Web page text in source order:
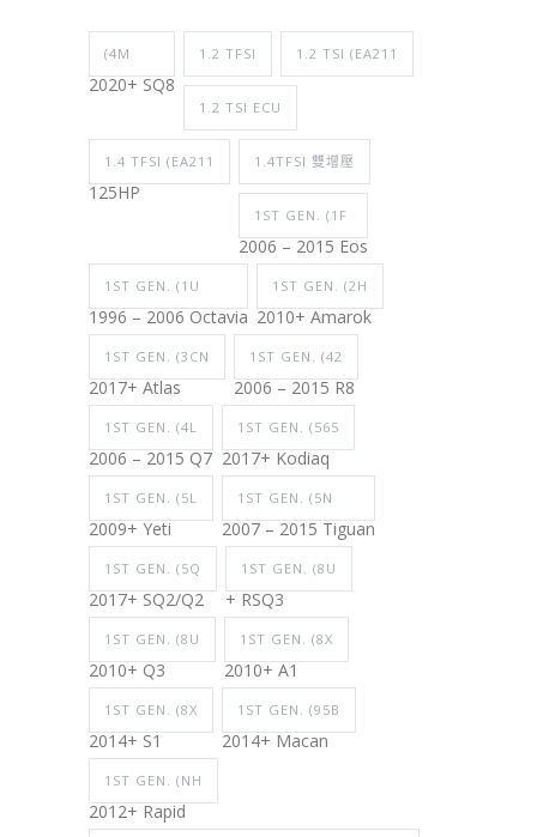
(4M
2020+ SQ8
1.2 TFSI 1.2 TSI (EA211
1.2 TSI ECU
1.4 TFSI (EA211
125HP
1.4TFSI 雙增壓
1ST GEN. (1F
2006 – 2015 Eos
1ST GEN. (1U
1996 – 2006 Octavia
1ST GEN. (2H
2010+ Amarok
1ST GEN. (3CN
2017+ Atlas
1ST GEN. (42
2006 – 2015 R8
1ST GEN. (4L
2006 – 2015 Q7
1ST GEN. (565
2017+ Kodiaq
1ST GEN. (5L
2009+ Yeti
1ST GEN. (5N
2007 – 2015 Tiguan
1ST GEN. (5Q
2017+ SQ2/Q2
1ST GEN. (8U
+ RSQ3
1ST GEN. (8U
2010+ Q3
1ST GEN. (8X
2010+ A1
1ST GEN. (8X
2014+ S1
1ST GEN. (95B
2014+ Macan
1ST GEN. (NH
2012+ Rapid